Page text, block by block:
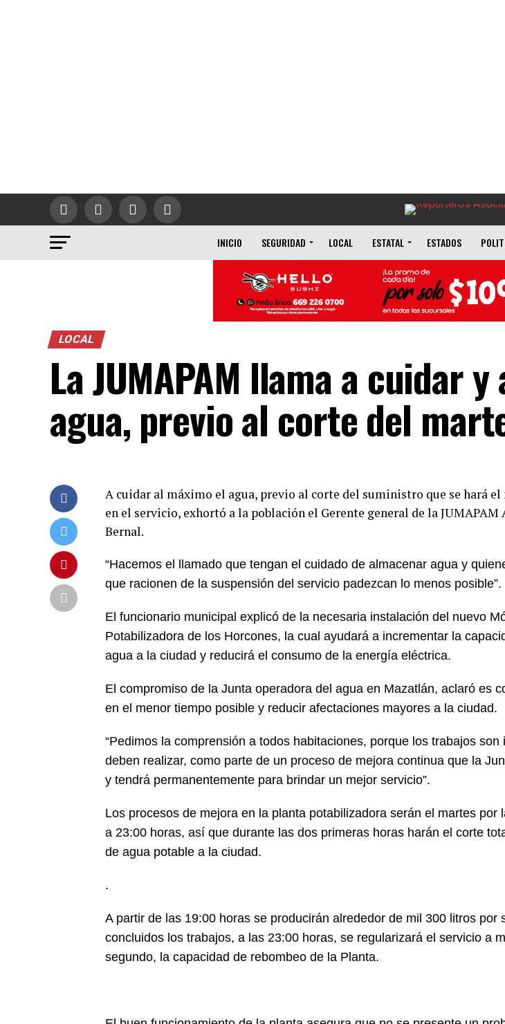
INICIO SEGURIDAD LOCAL ESTATAL ESTADOS
LOCAL
La JUMAPAM llama a cuidar
agua, previo al corte del
A cuidar al máximo el agua, previo al corte del suministro que se hará
en el servicio, exhortó a la población el Gerente general de la JUMAPAM
Bernal.
“Hacemos el llamado que tengan el cuidado de almacenar agua y
que racionen de la suspensión del servicio padezcan lo menos posible”.
El funcionario municipal explicó de la necesaria instalación del nuevo
Potabilizadora de los Horcones, la cual ayudará a incrementar la
agua a la ciudad y reducirá el consumo de la energía eléctrica.
El compromiso de la Junta operadora del agua en Mazatlán, aclaró es
en el menor tiempo posible y reducir afectaciones mayores a la ciudad.
“Pedimos la comprensión a todos habitaciones, porque los trabajos son
deben realizar, como parte de un proceso de mejora continua que la
y tendrá permanentemente para brindar un mejor servicio”.
Los procesos de mejora en la planta potabilizadora serán el martes por
a 23:00 horas, así que durante las dos primeras horas harán el corte
de agua potable a la ciudad.
.
A partir de las 19:00 horas se producirán alrededor de mil 300 litros por
concluidos los trabajos, a las 23:00 horas, se regularizará el servicio a
segundo, la capacidad de rebombeo de la Planta.